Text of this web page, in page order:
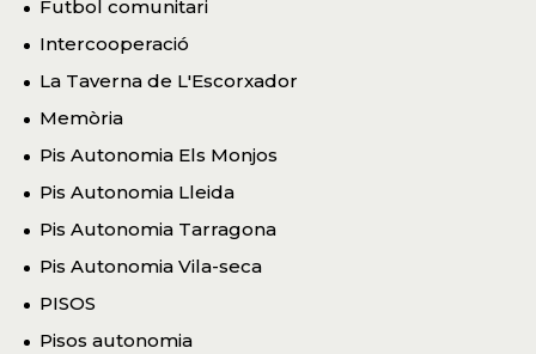
Futbol comunitari
Intercooperació
La Taverna de L'Escorxador
Memòria
Pis Autonomia Els Monjos
Pis Autonomia Lleida
Pis Autonomia Tarragona
Pis Autonomia Vila-seca
PISOS
Pisos autonomia